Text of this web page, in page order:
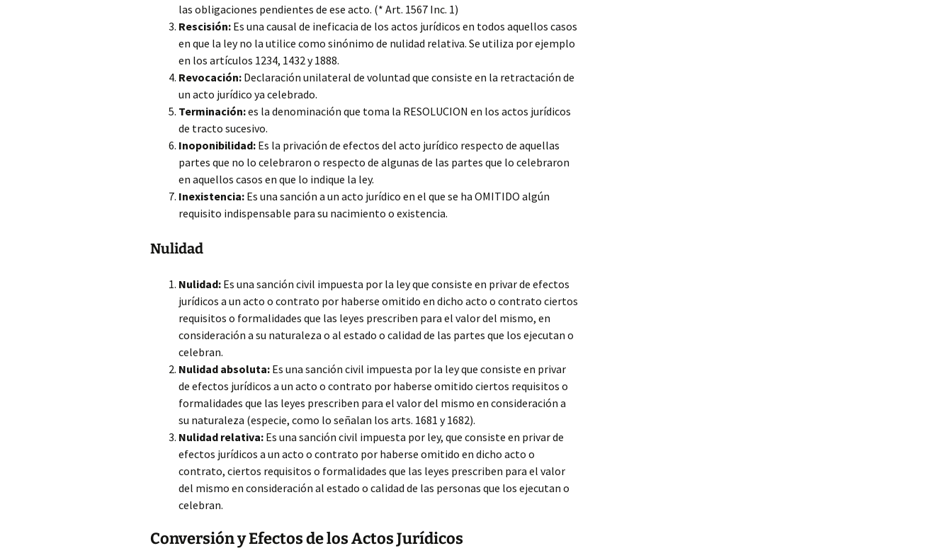
las obligaciones pendientes de ese acto. (* Art. 1567 Inc. 1)
Rescisión: Es una causal de ineficacia de los actos jurídicos en todos aquellos casos
en que la ley no la utilice como sinónimo de nulidad relativa. Se utiliza por ejemplo
en los artículos 1234, 1432 y 1888.
Revocación: Declaración unilateral de voluntad que consiste en la retractación de
un acto jurídico ya celebrado.
Terminación:es la denominación que toma la RESOLUCION en los actos jurídicos
de tracto sucesivo.
Inoponibilidad: Es la privación de efectos del acto jurídico respecto de aquellas
partes que no lo celebraron o respecto de algunas de las partes que lo celebraron
en aquellos casos en que lo indique la ley.
Inexistencia: Es una sanción a un acto jurídico en el que se ha OMITIDO algún
requisito indispensable para su nacimiento o existencia.
Nulidad
Nulidad: Es una sanción civil impuesta por la ley que consiste en privar de efectos
jurídicos a un acto o contrato por haberse omitido en dicho acto o contrato ciertos
requisitos o formalidades que las leyes prescriben para el valor del mismo, en
consideración a su naturaleza o al estado o calidad de las partes que los ejecutan o
celebran.
Nulidad absoluta: Es una sanción civil impuesta por la ley que consiste en privar
de efectos jurídicos a un acto o contrato por haberse omitido ciertos requisitos o
formalidades que las leyes prescriben para el valor del mismo en consideración a
su naturaleza (especie, como lo señalan los arts. 1681 y 1682).
Nulidad relativa: Es una sanción civil impuesta por ley, que consiste en privar de
efectos jurídicos a un acto o contrato por haberse omitido en dicho acto o
contrato, ciertos requisitos o formalidades que las leyes prescriben para el valor
del mismo en consideración al estado o calidad de las personas que los ejecutan o
celebran.
Conversión y Efectos de los Actos Jurídicos